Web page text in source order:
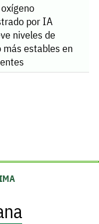
por IA
niveles de
más estables en